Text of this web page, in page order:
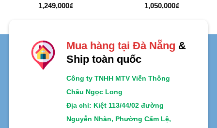
Được xếp
1,249,000₫
Được
sao
1,050,000₫
Mua hàng tại Đà Nẵng &
Ship toàn quốc
Công ty TNHH MTV Viễn Thông
Châu Ngọc Long
Địa chỉ: Kiệt 113/44/02 đường
Nguyễn Nhàn, Phường Cẩm Lệ,